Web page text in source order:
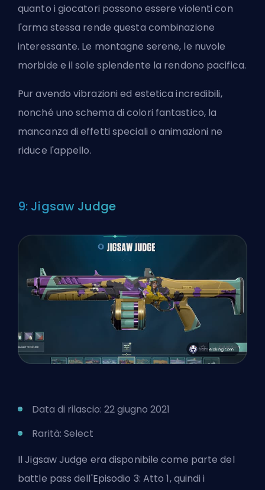
quanto i giocatori possono essere violenti con
l'arma stessa rende questa combinazione
interessante. Le montagne serene, le nuvole
morbide e il sole splendente la rendono pacifica.
Pur avendo vibrazioni ed estetica incredibili,
nonché uno schema di colori fantastico, la
mancanza di effetti speciali o animazioni ne
riduce l'appello.
9: Jigsaw Judge
Data di rilascio: 22 giugno 2021
Rarità: Select
Il Jigsaw Judge era disponibile come parte del
battle pass dell'Episodio 3: Atto 1, quindi i